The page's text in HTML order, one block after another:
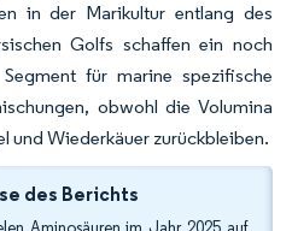
in der Marikultur entlang des
Golfs schaffen ein noch
für marine spezifische
obwohl die Volumina
und Wiederkäuer zurückbleiben.
des Berichts